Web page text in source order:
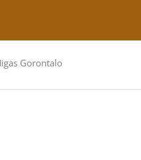
Gorontalo